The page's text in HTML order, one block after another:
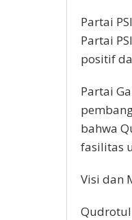
Partai
Partai
positif
Partai
bahwa
fasilitas
Visi dan